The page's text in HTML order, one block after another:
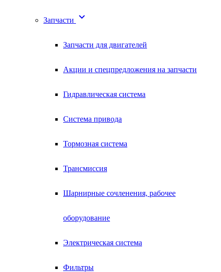
Запчасти 
Запчасти для двигателей
Акции и спецпредложения на запчасти
Гидравлическая система
Система привода
Тормозная система
Трансмиссия
Шарнирные сочленения, рабочее
оборудование
Электрическая система
Фильтры